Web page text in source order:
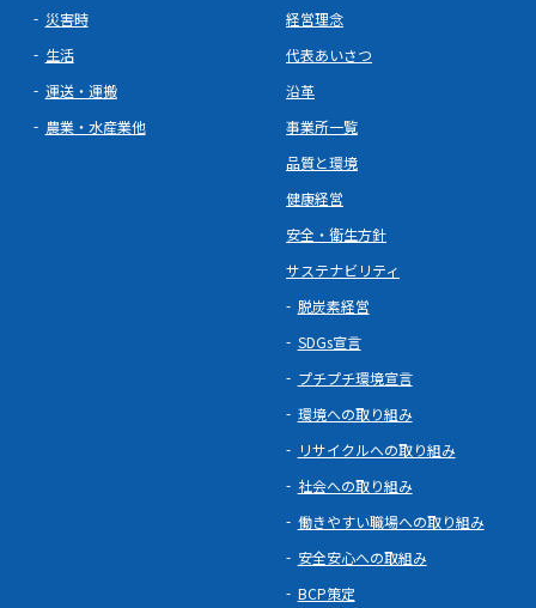
災害時
生活
運送・運搬
農業・水産業他
経営理念
代表あいさつ
沿革
事業所一覧
品質と環境
健康経営
安全・衛生方針
サステナビリティ
脱炭素経営
SDGs宣言
プチプチ環境宣言
環境への取り組み
リサイクルへの取り組み
社会への取り組み
働きやすい職場への取り組み
安全安心への取組み
BCP策定